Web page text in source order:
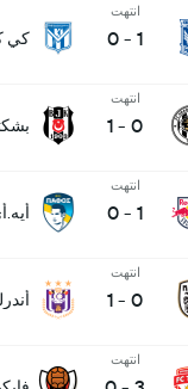
انتهت
1
-
0 كي
انتهت
0
-
1
انتهت
1
-
0
انتهت
0
-
1
انتهت